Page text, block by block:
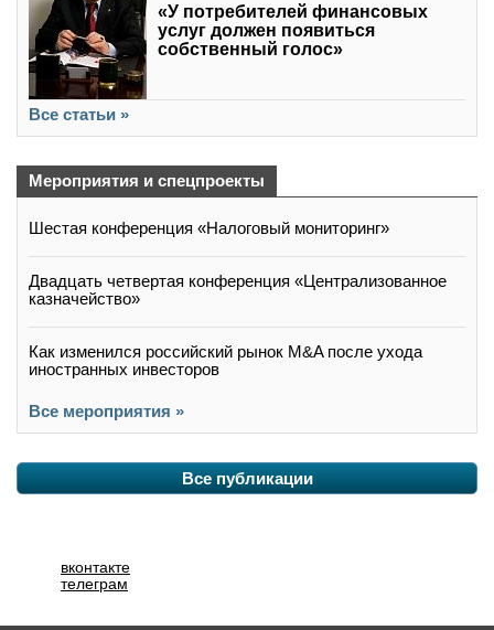
«У потребителей финансовых
услуг должен появиться
собственный голос»
Все статьи »
Мероприятия и спецпроекты
Шестая конференция «Налоговый мониторинг»
Двадцать четвертая конференция «Централизованное
казначейство»
Как изменился российский рынок M&A после ухода
иностранных инвесторов
Все мероприятия »
Все публикации
вконтакте
телеграм